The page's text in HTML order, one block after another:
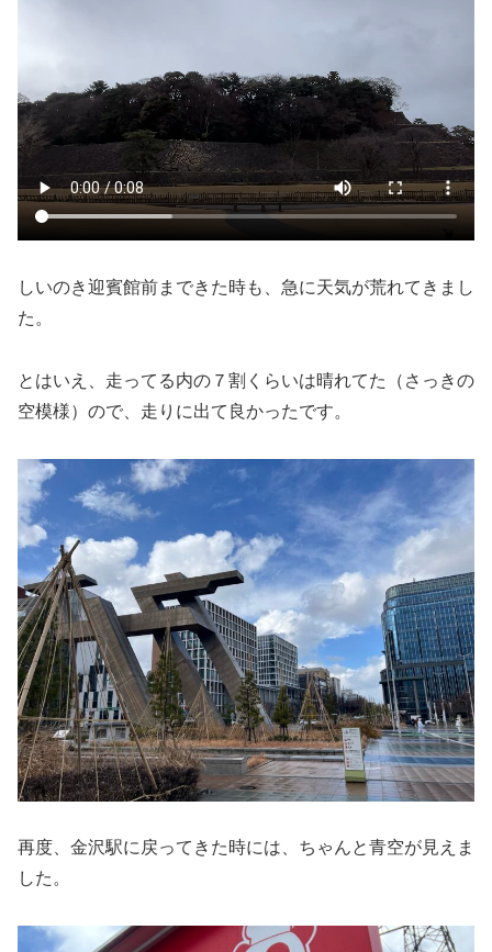
しいのき迎賓館前まできた時も、急に天気が荒れてきまし
た。
とはいえ、走ってる内の７割くらいは晴れてた（さっきの
空模様）ので、走りに出て良かったです。
再度、金沢駅に戻ってきた時には、ちゃんと青空が見えま
した。